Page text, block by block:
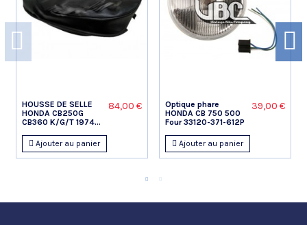
HOUSSE DE SELLE
HONDA CB250G
CB360 K/G/T 1974...
84,00 €
Ajouter au panier
Optique phare
HONDA CB 750 500
Four 33120-371-612P
39,00 €
Ajouter au panier